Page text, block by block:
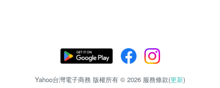
Yahoo台灣電子商務 版權所有 © 2026 服務條款(更新)